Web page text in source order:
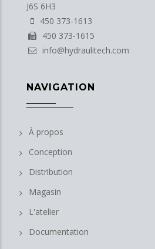
J6S 6H3
450 373-1613
450 373-1615
info@hydraulitech.com
NAVIGATION
À propos
Conception
Distribution
Magasin
L'atelier
Documentation